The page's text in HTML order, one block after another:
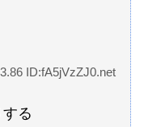
ID:fA5jVzZJ0.net
る